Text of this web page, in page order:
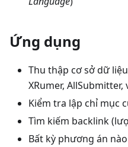
Ứng dụng
Thu thập cơ sở dữ
XRumer, AllSubmitter,
Kiểm tra lập chỉ mục
Tìm kiếm backlink
Bất kỳ phương án